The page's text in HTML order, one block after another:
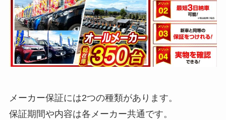
メーカー保証には2つの種類があります。
保証期間や内容は各メーカー共通です。